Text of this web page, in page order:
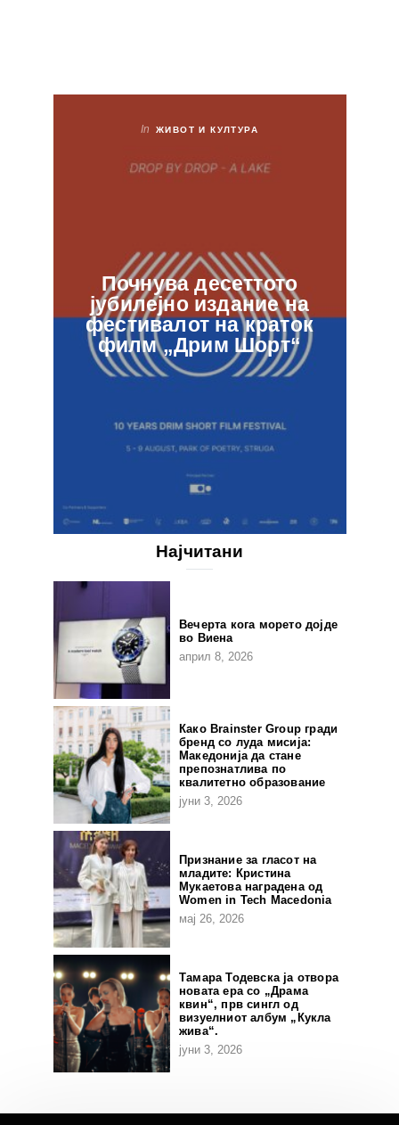
In ЖИВОТ И КУЛТУРА
Почнува десеттото
јубилејно издание на
фестивалот на краток
филм „Дрим Шорт“
Најчитани
Вечерта кога морето дојде
во Виена
април 8, 2026
Како Brainster Group гради
бренд со луда мисија:
Македонија да стане
препознатлива по
квалитетно образование
јуни 3, 2026
Признание за гласот на
младите: Кристина
Мукаетова наградена од
Women in Tech Macedonia
мај 26, 2026
Тамара Тодевска ја отвора
новата ера со „Драма
квин“, прв сингл од
визуелниот албум „Кукла
жива“.
јуни 3, 2026